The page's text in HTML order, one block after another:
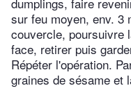
sur feu moyen, env. 3
couvercle, poursuivre
face, retirer puis
Répéter l'opération.
graines de sésame et